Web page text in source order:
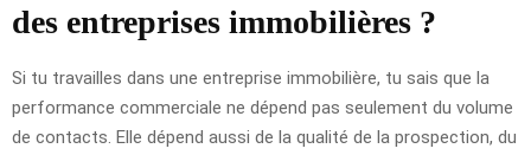
des entreprises immobilières ?
Si tu travailles dans une entreprise immobilière, tu sais que la
performance commerciale ne dépend pas seulement du volume
de contacts. Elle dépend aussi de la qualité de la prospection, du